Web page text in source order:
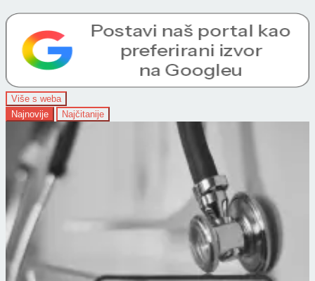
Više s weba
Najnovije
Najčitanije